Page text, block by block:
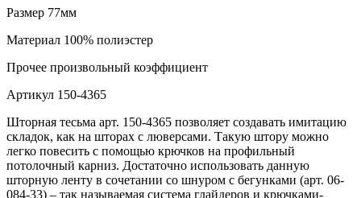
Размер 77мм
Материал 100% полиэстер
Прочее произвольный коэффициент
Артикул 150-4365
Шторная тесьма арт. 150-4365 позволяет создавать имитацию
складок, как на шторах с люверсами. Такую штору можно
легко повесить с помощью крючков на профильный
потолочный карниз. Достаточно использовать данную
шторную ленту в сочетании со шнуром с бегунками (арт. 06-
084-33) – так называемая система глайдеров и крючками-